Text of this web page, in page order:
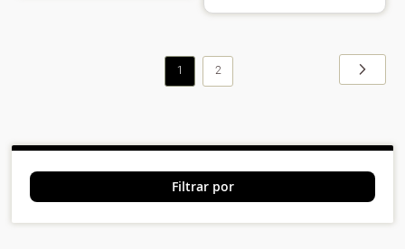
Página
Você
a
1 Página
2
Filtrar por